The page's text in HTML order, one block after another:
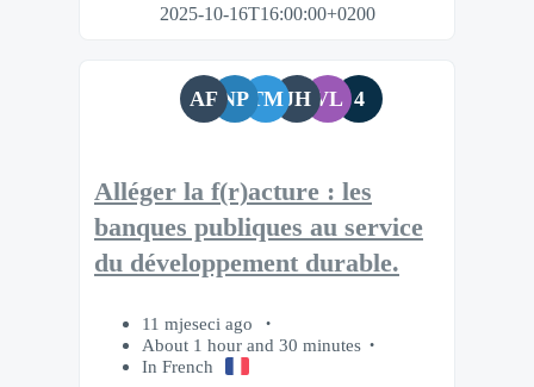
2025-10-16T16:00:00+0200
AF NPTMJH VL 4
Alléger la f(r)acture : les
banques publiques au service
du développement durable.
11 mjeseci ago
About 1 hour and 30 minutes
In French